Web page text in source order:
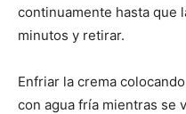
continuamente hasta que
minutos y retirar.
Enfriar la crema
con agua fría mientras se